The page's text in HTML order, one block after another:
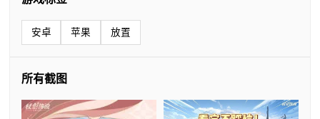
安卓 苹果 放置
所有截图